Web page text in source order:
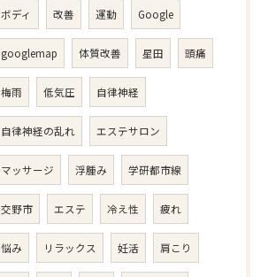
ボディ 改善 運動 Google
googlemap 体質改善 星田 頭痛
梅雨 低気圧 自律神経
自律神経の乱れ エステサロン
マッサージ 浮腫み 学研都市線
交野市 エステ 冷え性 疲れ
悩み リラックス 妊活 肩こり